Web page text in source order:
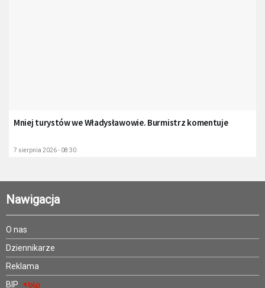
Mniej turystów we Władysławowie. Burmistrz komentuje
7 sierpnia 2026 - 08:30
Nawigacja
O nas
Dziennikarze
Reklama
BIP